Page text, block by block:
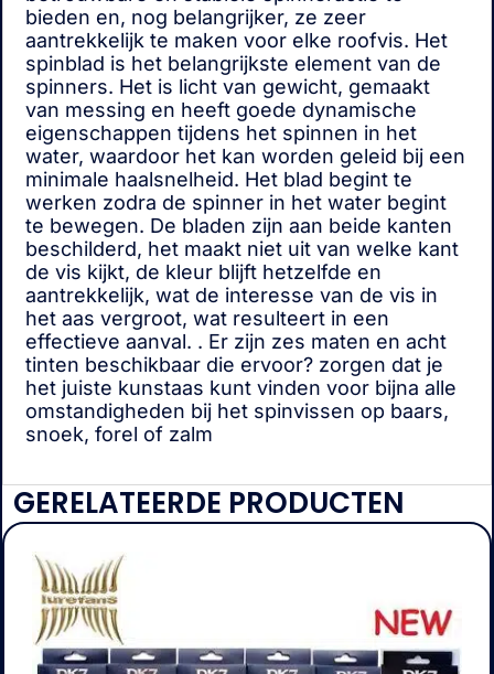
bieden en, nog belangrijker, ze zeer
aantrekkelijk te maken voor elke roofvis. Het
spinblad is het belangrijkste element van de
spinners. Het is licht van gewicht, gemaakt
van messing en heeft goede dynamische
eigenschappen tijdens het spinnen in het
water, waardoor het kan worden geleid bij een
minimale haalsnelheid. Het blad begint te
werken zodra de spinner in het water begint
te bewegen. De bladen zijn aan beide kanten
beschilderd, het maakt niet uit van welke kant
de vis kijkt, de kleur blijft hetzelfde en
aantrekkelijk, wat de interesse van de vis in
het aas vergroot, wat resulteert in een
effectieve aanval. . Er zijn zes maten en acht
tinten beschikbaar die ervoor? zorgen dat je
het juiste kunstaas kunt vinden voor bijna alle
omstandigheden bij het spinvissen op baars,
snoek, forel of zalm
GERELATEERDE PRODUCTEN